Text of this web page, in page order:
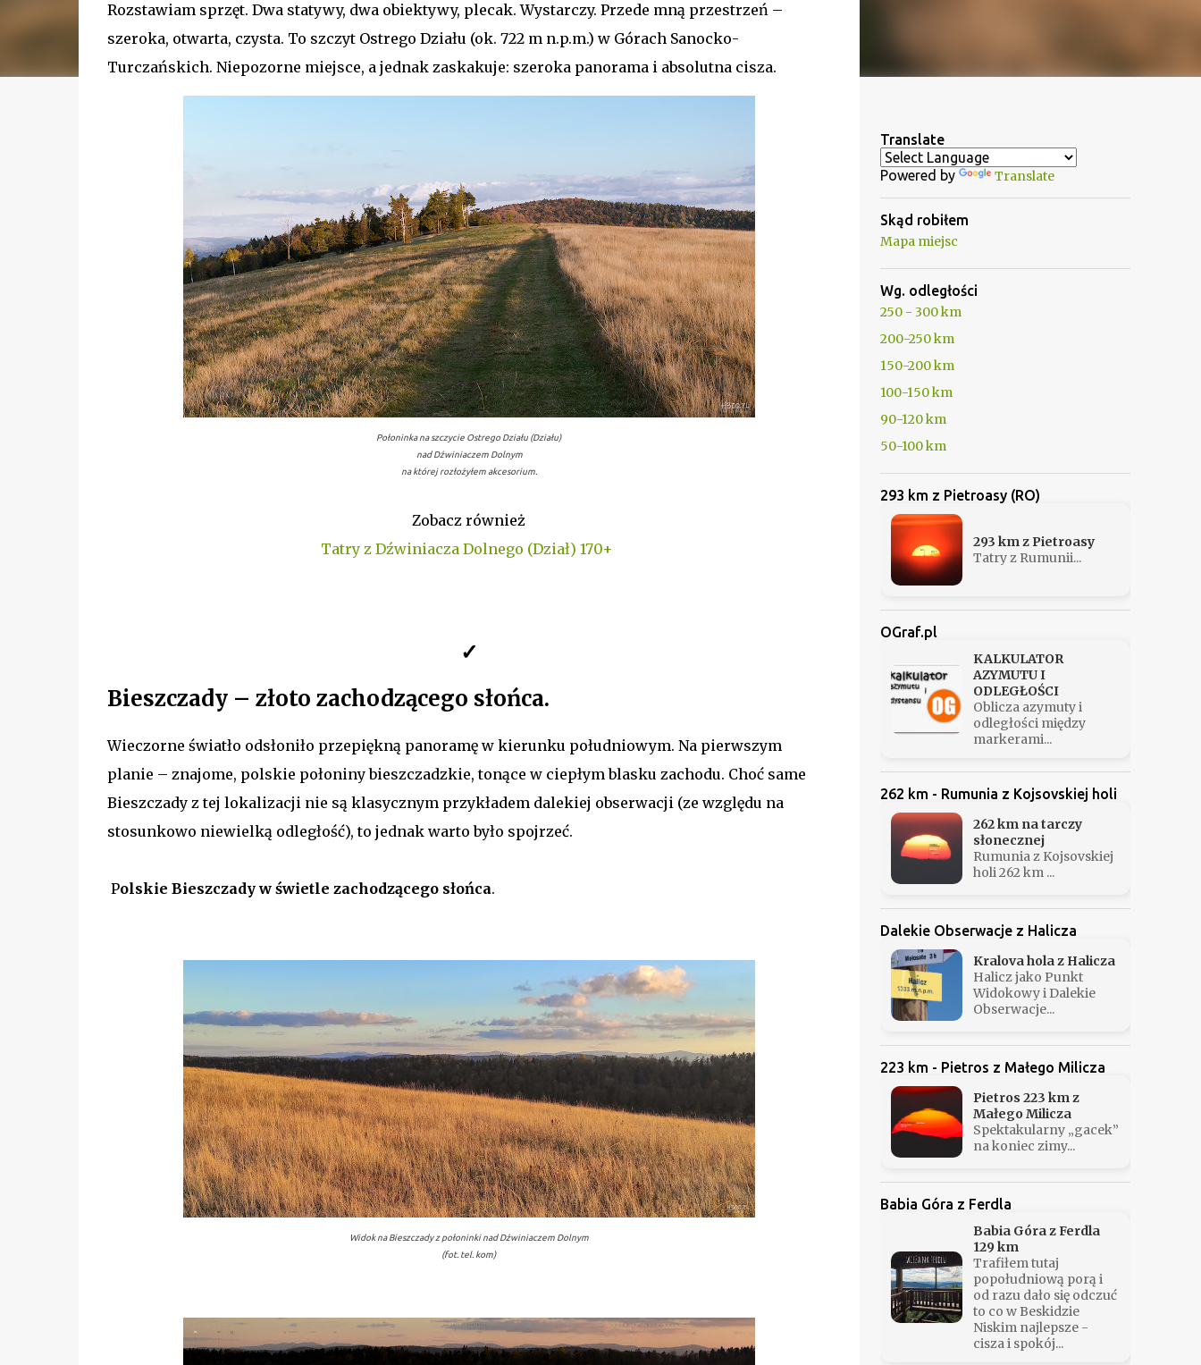
Rozstawiam sprzęt. Dwa statywy, dwa obiektywy, plecak. Wystarczy. Przede mną przestrzeń –
szeroka, otwarta, czysta. To szczyt Ostrego Działu (ok. 722 m n.p.m.) w Górach Sanocko-
Turczańskich. Niepozorne miejsce, a jednak zaskakuje: szeroka panorama i absolutna cisza.
Połoninka na szczycie Ostrego Działu (Działu)
nad Dźwiniaczem Dolnym
na której rozłożyłem akcesorium.
Zobacz również
Tatry z Dźwiniacza Dolnego (Dział) 170+
✓
Bieszczady – złoto zachodzącego słońca.
Wieczorne światło odsłoniło przepiękną panoramę w kierunku południowym. Na pierwszym
planie – znajome, polskie połoniny bieszczadzkie, tonące w ciepłym blasku zachodu. Choć same
Bieszczady z tej lokalizacji nie są klasycznym przykładem dalekiej obserwacji (ze względu na
stosunkowo niewielką odległość), to jednak warto było spojrzeć.
Polskie Bieszczady w świetle zachodzącego słońca.
Widok na Bieszczady z połoninki nad Dźwiniaczem Dolnym
(fot. tel. kom)
Translate
Powered by Translate
Skąd robiłem
Mapa miejsc
Wg. odległości
250 - 300 km
200-250 km
150-200 km
100-150 km
90-120 km
50-100 km
293 km z Pietroasy (RO)
293 km z Pietroasy
Tatry z Rumunii...
OGraf.pl
KALKULATOR
AZYMUTU I
ODLEGŁOŚCI
Oblicza azymuty i
odległości między
markerami...
262 km - Rumunia z Kojsovskiej holi
262 km na tarczy
słonecznej
Rumunia z Kojsovskiej
holi 262 km ...
Dalekie Obserwacje z Halicza
Kralova hola z Halicza
Halicz jako Punkt
Widokowy i Dalekie
Obserwacje...
223 km - Pietros z Małego Milicza
Pietros 223 km z
Małego Milicza
Spektakularny „gacek”
na koniec zimy...
Babia Góra z Ferdla
Babia Góra z Ferdla
129 km
Trafiłem tutaj
popołudniową porą i
od razu dało się odczuć
to co w Beskidzie
Niskim najlepsze -
cisza i spokój...